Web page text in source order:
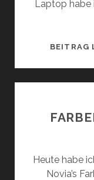
Laptop habe
BEITRAG
Heute habe
Novia’s